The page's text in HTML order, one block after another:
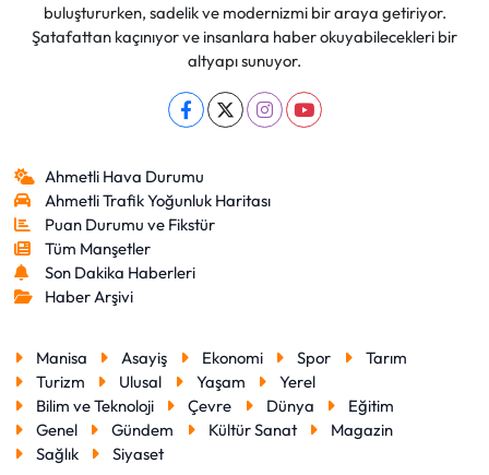
buluştururken, sadelik ve modernizmi bir araya getiriyor.
Şatafattan kaçınıyor ve insanlara haber okuyabilecekleri bir
altyapı sunuyor.
Ahmetli Hava Durumu
Ahmetli Trafik Yoğunluk Haritası
Puan Durumu ve Fikstür
Tüm Manşetler
Son Dakika Haberleri
Haber Arşivi
Manisa Asayiş Ekonomi Spor
Tarım
Turizm
Ulusal Yaşam
Yerel
Bilim ve Teknoloji
Çevre Dünya
Eğitim
Genel
Gündem Kültür Sanat
Magazin
Sağlık
Siyaset